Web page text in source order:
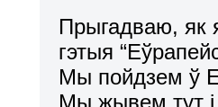
Прыгадваю, як
гэтыя
Мы пойдзем ў
Мы жывем тут і